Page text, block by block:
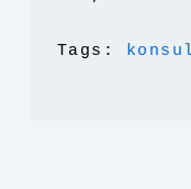
Tags: